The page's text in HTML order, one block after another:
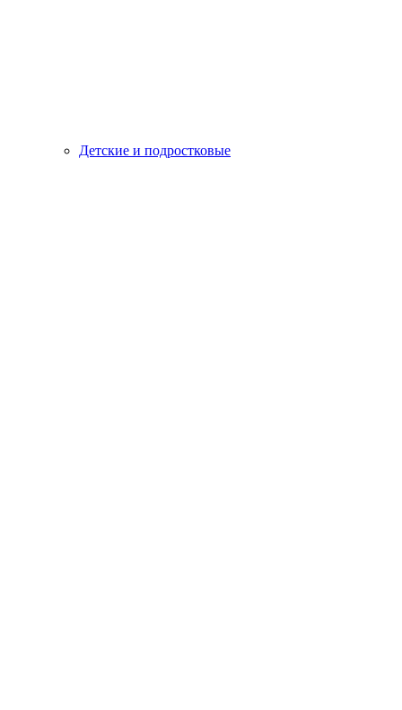
Детские и подростковые